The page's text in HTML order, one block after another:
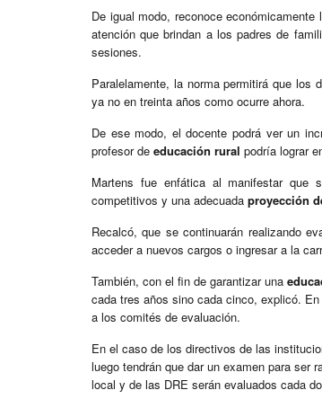
De igual modo, reconoce
atención que brindan a los padres de
sesiones.
Paralelamente, la norma permitirá que los
ya no en treinta años como ocurre ahora.
De ese modo, el docente podrá ver un
profesor de educación rural podría lograr
Martens fue enfática al manifestar que
competitivos y una adecuada proyección
Recalcó, que se continuarán realizando
acceder a nuevos cargos o ingresar a la
También, con el fin de garantizar una
cada tres años sino cada cinco, explicó.
a los comités de evaluación.
En el caso de los directivos de las
luego tendrán que dar un examen para ser
local y de las DRE serán evaluados cada